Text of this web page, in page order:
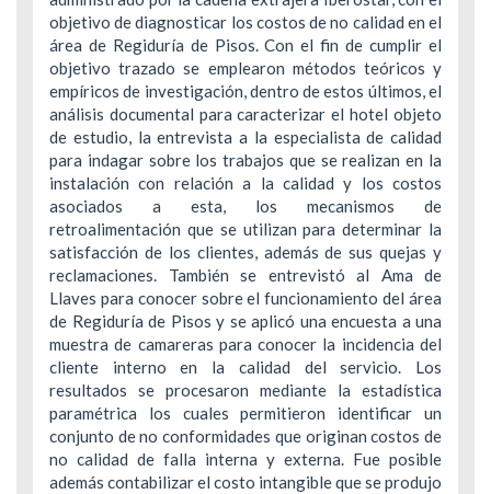
objetivo de diagnosticar los costos de no calidad en el
área de Regiduría de Pisos. Con el fin de cumplir el
objetivo trazado se emplearon métodos teóricos y
empíricos de investigación, dentro de estos últimos, el
análisis documental para caracterizar el hotel objeto
de estudio, la entrevista a la especialista de calidad
para indagar sobre los trabajos que se realizan en la
instalación con relación a la calidad y los costos
asociados a esta, los mecanismos de
retroalimentación que se utilizan para determinar la
satisfacción de los clientes, además de sus quejas y
reclamaciones. También se entrevistó al Ama de
Llaves para conocer sobre el funcionamiento del área
de Regiduría de Pisos y se aplicó una encuesta a una
muestra de camareras para conocer la incidencia del
cliente interno en la calidad del servicio. Los
resultados se procesaron mediante la estadística
paramétrica los cuales permitieron identificar un
conjunto de no conformidades que originan costos de
no calidad de falla interna y externa. Fue posible
además contabilizar el costo intangible que se produjo